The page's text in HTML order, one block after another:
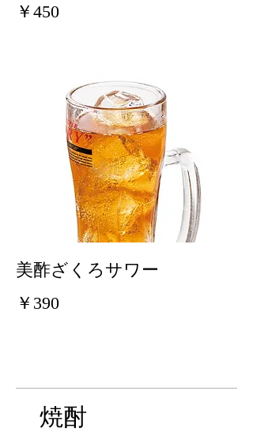
￥450
美酢ざくろサワー
￥390
焼酎